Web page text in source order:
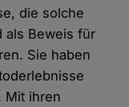
die solche
als Beweis für
Sie haben
Mit ihren